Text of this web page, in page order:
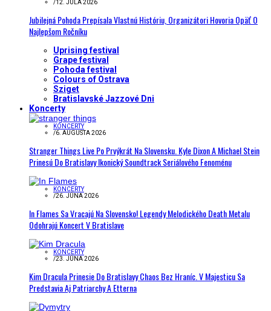
/12. JÚLA 2026
Jubilejná Pohoda Prepísala Vlastnú Históriu, Organizátori Hovoria Opäť O
Najlepšom Ročníku
Uprising festival
Grape festival
Pohoda festival
Colours of Ostrava
Sziget
Bratislavské Jazzové Dni
Koncerty
KONCERTY
/6. AUGUSTA 2026
Stranger Things Live Po Prvýkrát Na Slovensku. Kyle Dixon A Michael Stein
Prinesú Do Bratislavy Ikonický Soundtrack Seriálového Fenoménu
KONCERTY
/26. JÚNA 2026
In Flames Sa Vracajú Na Slovensko! Legendy Melodického Death Metalu
Odohrajú Koncert V Bratislave
KONCERTY
/23. JÚNA 2026
Kim Dracula Prinesie Do Bratislavy Chaos Bez Hraníc. V Majesticu Sa
Predstavia Aj Patriarchy A Etterna